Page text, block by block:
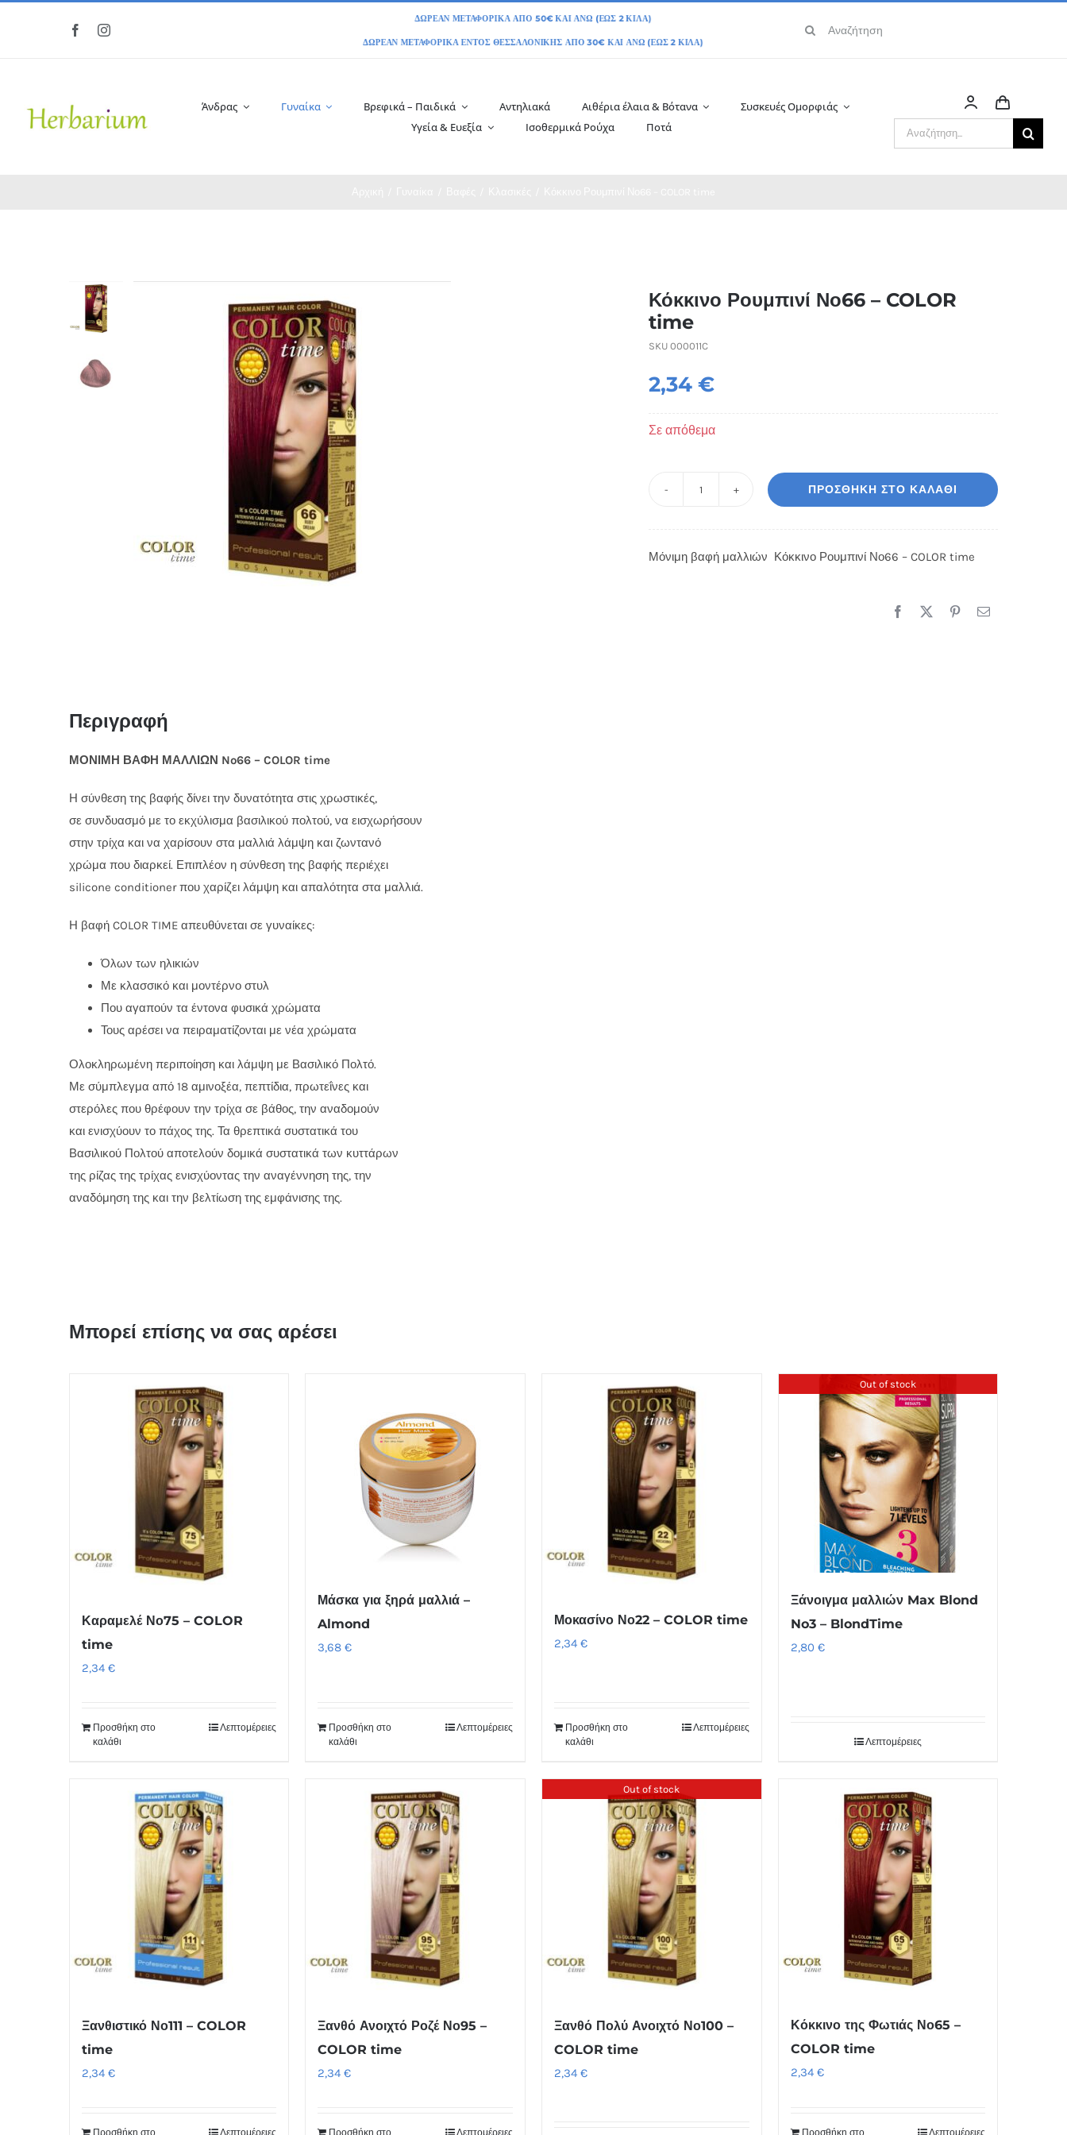
Αναζήτηση
Άνδρας Γυναίκα Βρεφικά – Παιδικά Αντηλιακά Αιθέρια έλαια & Βότανα
Συσκευές Ομορφιάς
Υγεία & Ευεξία
Ισοθερμικά Ρούχα Ποτά
Αναζήτηση
για:
Κόκκινο Ρουμπινί Νο66 – COLOR
time
SKU000011C
2,34€
Σε απόθεμα
ΠΡΟΣΘΉΚΗ ΣΤΟ ΚΑΛΆΘΙ
Μόνιμη βαφή μαλλιών Κόκκινο Ρουμπινί Νο66 – COLOR time
Περιγραφή
ΜΟΝΙΜΗ ΒΑΦΗ ΜΑΛΛΙΩΝ No66 – COLOR time
Η σύνθεση της βαφής δίνει την δυνατότητα στις χρωστικές,
σε συνδυασμό με το εκχύλισμα βασιλικού πολτού, να εισχωρήσουν
στην τρίχα και να χαρίσουν στα μαλλιά λάμψη και ζωντανό
χρώμα που διαρκεί. Επιπλέον η σύνθεση της βαφής περιέχει
silicone conditioner που χαρίζει λάμψη και απαλότητα στα μαλλιά.
Η βαφή COLOR TIME απευθύνεται σε γυναίκες:
Όλων των ηλικιών
Με κλασσικό και μοντέρνο στυλ
Που αγαπούν τα έντονα φυσικά χρώματα
Τους αρέσει να πειραματίζονται με νέα χρώματα
Ολοκληρωμένη περιποίηση και λάμψη με Βασιλικό Πολτό.
Με σύμπλεγμα από 18 αμινοξέα, πεπτίδια, πρωτεΐνες και
στερόλες που θρέφουν την τρίχα σε βάθος, την αναδομούν
και ενισχύουν το πάχος της. Τα θρεπτικά συστατικά του
Βασιλικού Πολτού αποτελούν δομικά συστατικά των κυττάρων
της ρίζας της τρίχας ενισχύοντας την αναγέννηση της, την
αναδόμηση της και την βελτίωση της εμφάνισης της.
Μπορεί επίσης να σας αρέσει
Καραμελέ Νο75 – COLOR
time
2,34 €
Προσθήκη στο
καλάθι
Λεπτομέρειες
Μάσκα για ξηρά μαλλιά –
Almond
3,68€
Προσθήκη στο
καλάθι
Λεπτομέρειες
Μοκασίνο Νο22 – COLOR time
2,34 €
Προσθήκη στο
καλάθι
Λεπτομέρειες
Out of stock
Ξάνοιγμα μαλλιών Max Blond
No3 – BlondTime
2,80 €
Λεπτομέρειες
Ξανθιστικό Νο111 – COLOR
time
2,34 €
Προσθήκη στο
Λεπτομέρειες
Ξανθό Ανοιχτό Ροζέ Νο95 –
COLOR time
2,34€
Προσθήκη στο
Λεπτομέρειες
Out of stock
Ξανθό Πολύ Ανοιχτό Νο100 –
COLOR time
2,34 €
Κόκκινο της Φωτιάς Νο65 –
COLOR time
2,34 €
Προσθήκη στο
Λεπτομέρειες